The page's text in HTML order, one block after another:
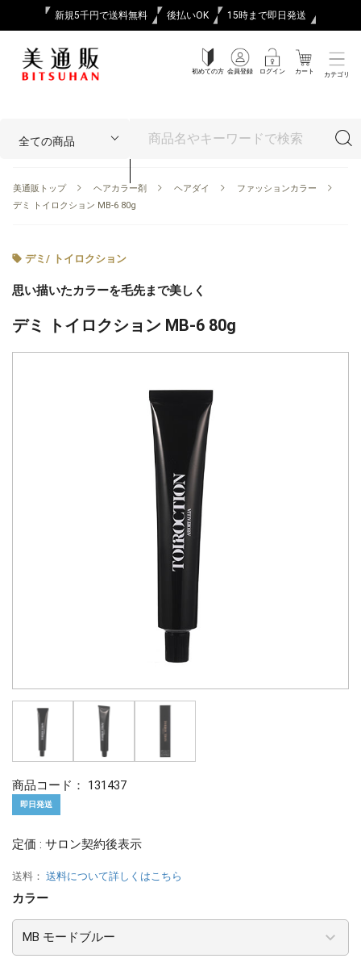
新規5千円で送料無料 後払いOK 15時まで即日発送
初めての方 会員登録 ログイン カート カテゴリ
美通販トップ ヘアカラー剤 ヘアダイ
ファッションカラー
デミ トイロクション MB-6 80g
デミ / トイロクション
思い描いたカラーを毛先まで美しく
デミ トイロクション MB-6 80g
商品コード： 131437
即日発送
定価 : サロン契約後表示
送料： 送料について詳しくはこちら
カラー